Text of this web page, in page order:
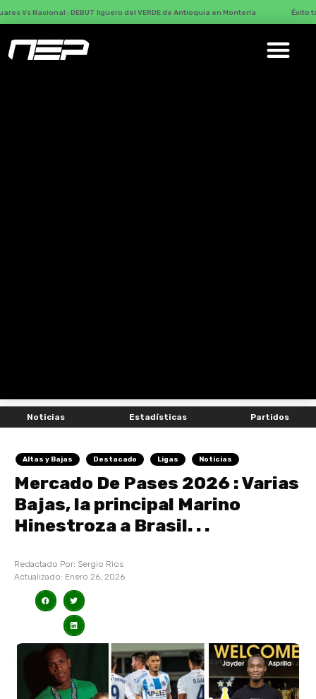
: DEBUT liguero del VERDE de Antioquia en Montería Éxito total con Más
Noticias Estadísticas Partidos
Altas y Bajas Destacado Ligas Noticias
Mercado De Pases 2026 : Varias
Bajas, la principal Marino
Hinestroza a Brasil. . .
Redactado Por: Sergio Rios
Actualizado: Enero 26, 2026